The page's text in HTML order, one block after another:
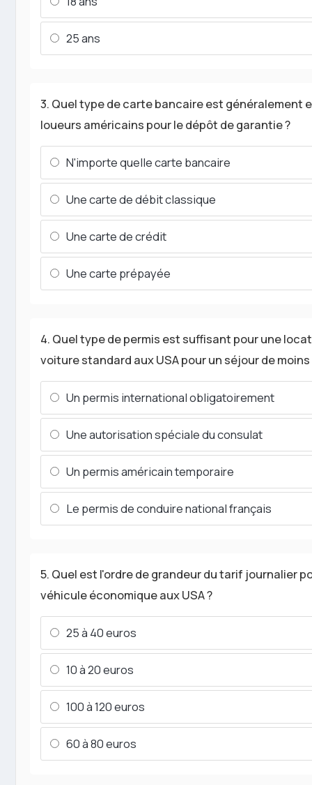
25 ans
3. Quel type de carte bancaire est généralement
loueurs américains pour le dépôt de garantie ?
N'importe quelle carte bancaire
Une carte de débit classique
Une carte de crédit
Une carte prépayée
4. Quel type de permis est suffisant pour une
voiture standard aux USA pour un séjour de moins
Un permis international obligatoirement
Une autorisation spéciale du consulat
Un permis américain temporaire
Le permis de conduire national français
5. Quel est l'ordre de grandeur du tarif journalier
véhicule économique aux USA ?
25 à 40 euros
10 à 20 euros
100 à 120 euros
60 à 80 euros